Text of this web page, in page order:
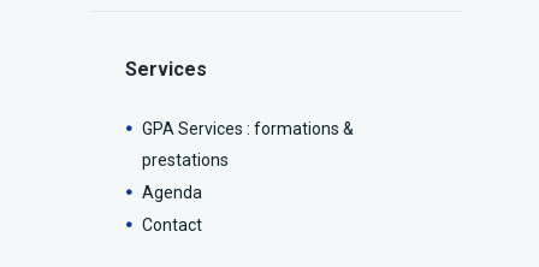
Services
GPA Services : formations &
prestations
Agenda
Contact